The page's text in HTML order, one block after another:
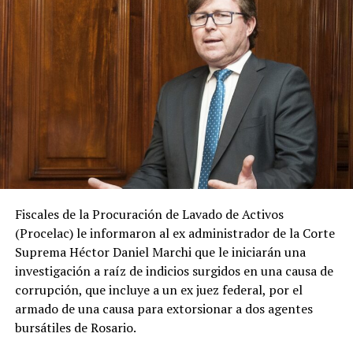
Fiscales de la Procuración de Lavado de Activos
(Procelac) le informaron al ex administrador de la Corte
Suprema Héctor Daniel Marchi que le iniciarán una
investigación a raíz de indicios surgidos en una causa de
corrupción, que incluye a un ex juez federal, por el
armado de una causa para extorsionar a dos agentes
bursátiles de Rosario.